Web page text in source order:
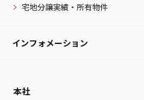
宅地分譲実績・所有物件
インフォメーション
本社